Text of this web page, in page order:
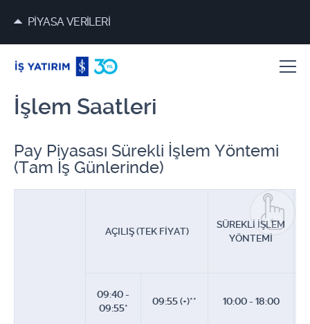
PİYASA VERİLERİ
İşlem Saatleri
Pay Piyasası Sürekli İşlem Yöntemi
(Tam İş Günlerinde)
AÇILIŞ (TEK FİYAT)
SÜREKLİ İŞLEM
YÖNTEMİ
09:40 -
09:55*
09:55 (+)** 10:00 - 18:00